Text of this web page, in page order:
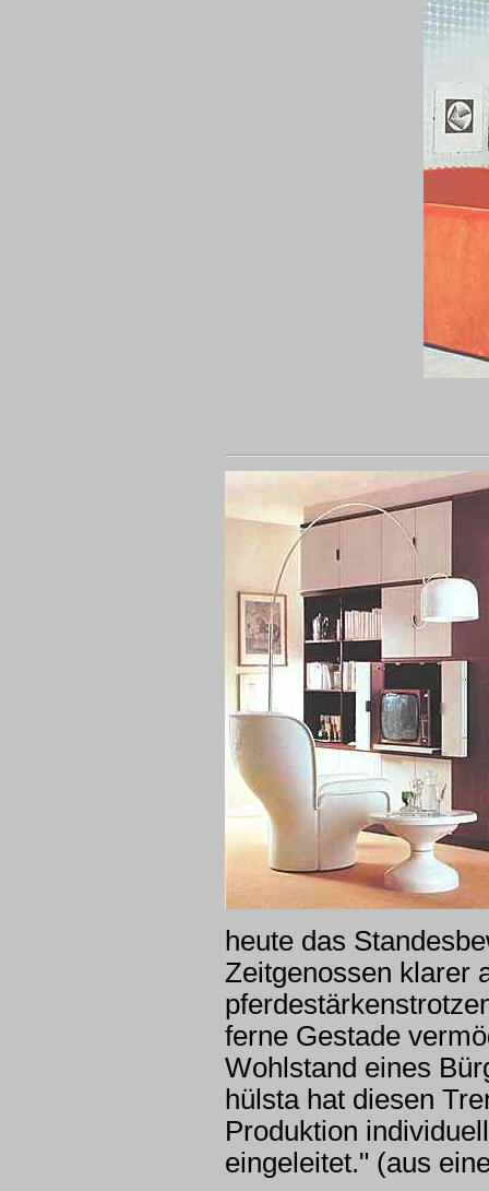
heute das
Zeitgenossen klarer
ferne Gestade
Wohlstand eines
hülsta hat diesen
Produktion
eingeleitet." (aus